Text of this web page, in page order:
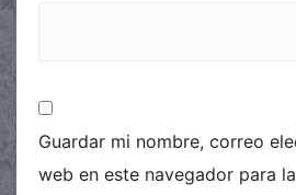
Guardar mi nombre, correo
web en este navegador para